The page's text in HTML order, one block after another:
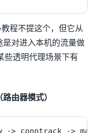
程不提这个，但它从
是对进入本机的流量做
透明代理场景下有
由器模式）
-> conntrack ->